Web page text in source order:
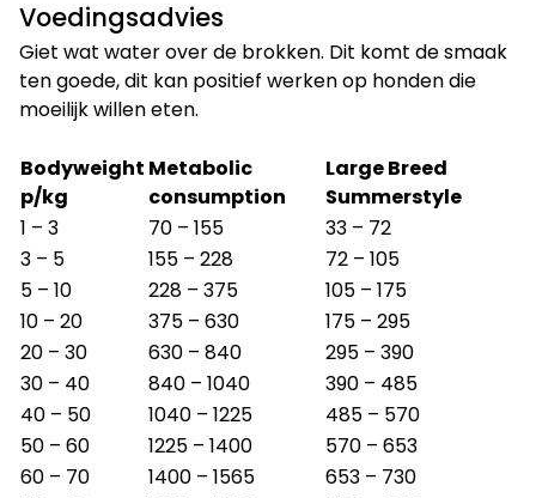
Voedingsadvies
Giet wat water over de brokken. Dit komt de smaak
ten goede, dit kan positief werken op honden die
moeilijk willen eten.
Bodyweight
p/kg
Metabolic
consumption
Large Breed
Summerstyle
1 – 3
70 – 155
33 – 72
3 – 5
155 – 228
72 – 105
5 – 10
228 – 375
105 – 175
10 – 20
375 – 630
175 – 295
20 – 30
630 – 840
295 – 390
30 – 40
840 – 1040
390 – 485
40 – 50
1040 – 1225
485 – 570
50 – 60
1225 – 1400
570 – 653
60 – 70
1400 – 1565
653 – 730